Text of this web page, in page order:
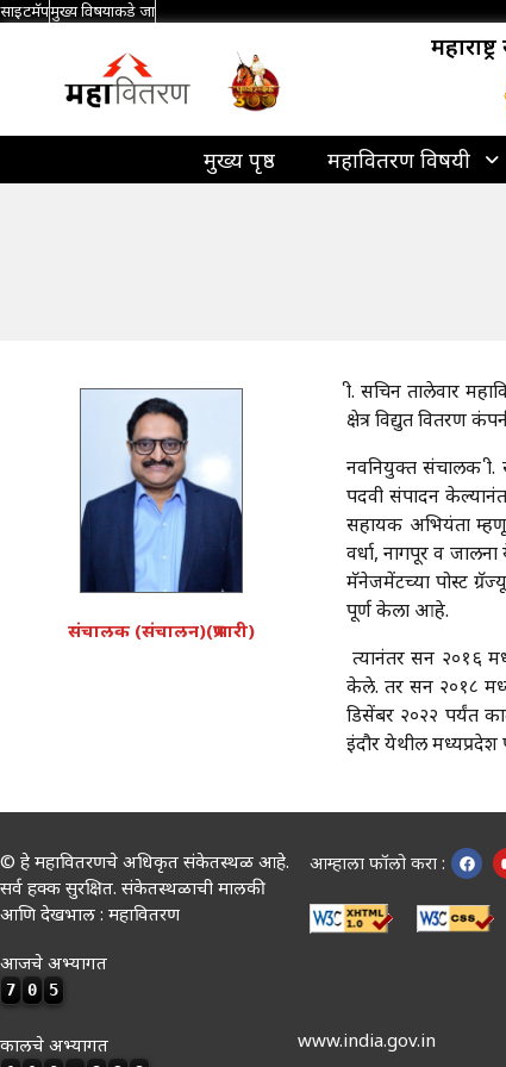
साइटमॅपमुख्य विषयाकडे जा
मुख्य पृष्ठ महावितरण विषयी
संचालक (संचालन)(प्रभारी)
श्री. सचिन तालेवार
क्षेत्र विद्युत वितरण
नवनियुक्त संचालक
पदवी संपादन
सहायक अभियंता
वर्धा, नागपूर व
मॅनेजमेंटच्या पोस्ट
पूर्ण केला आहे.
त्यानंतर सन २०१६
केले. तर सन २०१८
डिसेंबर २०२२ पर्यंत
इंदौर येथील मध्यप्रदेश
© हे महावितरणचे अधिकृत संकेतस्थळ आहे.
सर्व हक्क सुरक्षित. संकेतस्थळाची मालकी
आणि देखभाल : महावितरण
आजचे अभ्यागत
7 0 5
कालचे अभ्यागत
आम्हाला फॉलो करा :
www.india.gov.in